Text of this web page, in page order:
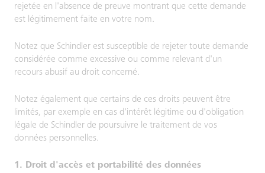
rejetée en l'absence de preuve montrant que cette demande
est légitimement faite en votre nom.
Notez que Schindler est susceptible de rejeter toute demande
considérée comme excessive ou comme relevant d'un
recours abusif au droit concerné.
Notez également que certains de ces droits peuvent être
limités, par exemple en cas d'intérêt légitime ou d'obligation
légale de Schindler de poursuivre le traitement de vos
données personnelles.
1. Droit d'accès et portabilité des données